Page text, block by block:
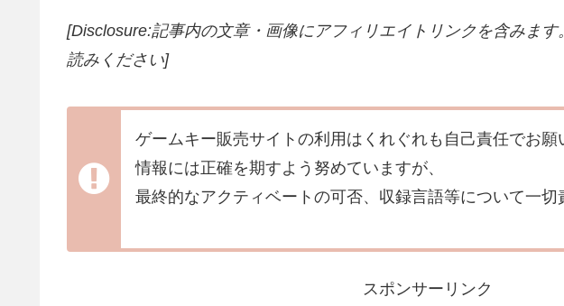
[Disclosure:記事内の文章・画像にアフィリエイトリンクを含みます
読みください]
ゲームキー販売サイトの利用はくれぐれも自己責任でお願
情報には正確を期すよう努めていますが、
最終的なアクティベートの可否、収録言語等について一切
スポンサーリンク